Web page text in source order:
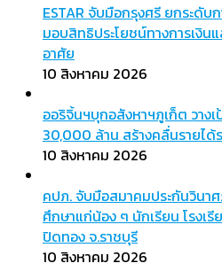
ESTAR จับมือกรุงศรี ยกระดั
มอบสิทธิประโยชน์ทางการเงิ
อาศัย
10 สิงหาคม 2026
ออริจิ้นฯบุกอสังหาฯภูเก็ต วางเ
30,000 ล้าน สร้างคลื่นรายได้
10 สิงหาคม 2026
คปภ. จับมือสมาคมประกันวิน
ศึกษาแก่น้อง ๆ นักเรียน โรงเ
ปิดทอง จ.ราชบุรี
10 สิงหาคม 2026